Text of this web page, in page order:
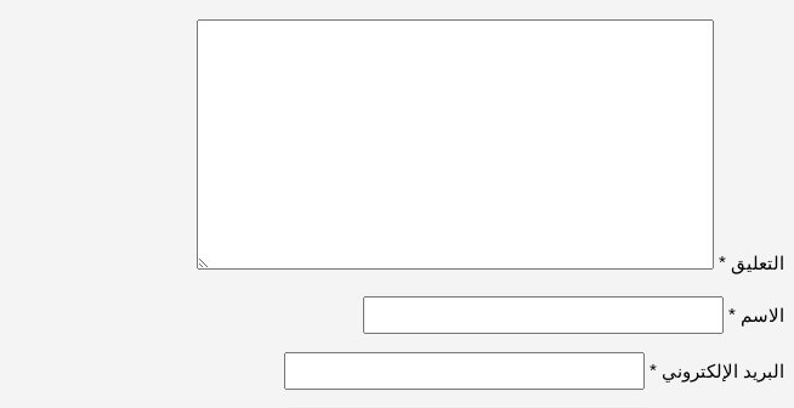
التعليق *
الاسم *
البريد الإلكتروني *